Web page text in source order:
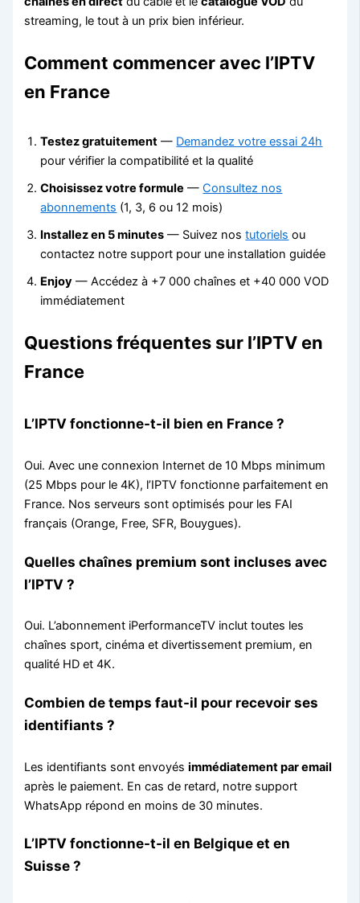
streaming, le tout à un prix bien inférieur.
Comment commencer avec l’IPTV
en France
Testez gratuitement — Demandez votre essai 24h
pour vérifier la compatibilité et la qualité
Choisissez votre formule —Consultez nos
abonnements (1, 3, 6 ou 12 mois)
Installez en 5 minutes — Suivez nostutoriels ou
contactez notre support pour une installation guidée
Enjoy — Accédez à +7 000 chaînes et +40 000 VOD
immédiatement
Questions fréquentes sur l’IPTV en
France
L’IPTV fonctionne-t-il bien en France ?
Oui. Avec une connexion Internet de 10 Mbps minimum
(25 Mbps pour le 4K), l’IPTV fonctionne parfaitement en
France. Nos serveurs sont optimisés pour les FAI
français (Orange, Free, SFR, Bouygues).
Quelles chaînes premium sont incluses avec
l’IPTV ?
Oui. L’abonnement iPerformanceTV inclut toutes les
chaînes sport, cinéma et divertissement premium, en
qualité HD et 4K.
Combien de temps faut-il pour recevoir ses
identifiants ?
Les identifiants sont envoyésimmédiatement par email
après le paiement. En cas de retard, notre support
WhatsApp répond en moins de 30 minutes.
L’IPTV fonctionne-t-il en Belgique et en
Suisse ?